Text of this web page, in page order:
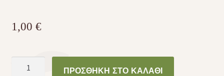
1,00 €
ΠΡΟΣΘΉΚΗ ΣΤΟ ΚΑΛΆΘΙ